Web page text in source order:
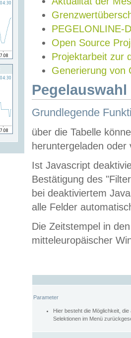
PEGELONLINE-
Open Source
Projektarbeit zur
Generierung von
Grundlegende
über die Tabelle
heruntergeladen oder
Ist Javascript
Bestätigung des
bei deaktiviertem
alle Felder
Die Zeitstempel in
mitteleuropäischer
Parameter
Hier besteht die Möglichkeit,
Selektionen im Menü